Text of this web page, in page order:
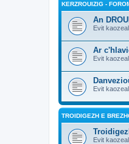
KERZROUIZIG -
An
Evit
Ar
Evit
Evit
TROIDIGEZH E
Evit